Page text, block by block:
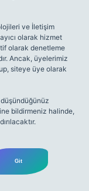
ve İletişim
olarak hizmet
olarak denetleme
Ancak, üyelerimiz
siteye üye olarak
bildirmeniz halinde,